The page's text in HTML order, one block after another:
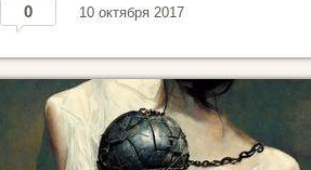
0 10 октября 2017